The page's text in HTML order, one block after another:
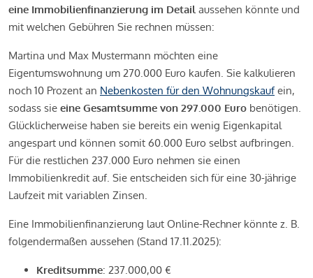
eine Immobilienfinanzierung im Detail aussehen könnte und
mit welchen Gebühren Sie rechnen müssen:
Martina und Max Mustermann möchten eine
Eigentumswohnung um 270.000 Euro kaufen. Sie kalkulieren
noch 10 Prozent an Nebenkosten für den Wohnungskaufein,
sodass sie eine Gesamtsumme von 297.000 Euro benötigen.
Glücklicherweise haben sie bereits ein wenig Eigenkapital
angespart und können somit 60.000 Euro selbst aufbringen.
Für die restlichen 237.000 Euro nehmen sie einen
Immobilienkredit auf. Sie entscheiden sich für eine 30-jährige
Laufzeit mit variablen Zinsen.
Eine Immobilienfinanzierung laut Online-Rechner könnte z. B.
folgendermaßen aussehen (Stand 17.11.2025):
Kreditsumme: 237.000,00 €